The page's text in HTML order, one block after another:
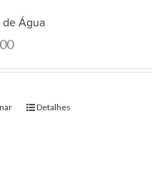
de Água
Detalhes